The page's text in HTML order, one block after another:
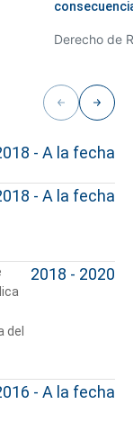
Derecho de
- A la fecha
- A la fecha
del
2018 - 2020
- A la fecha